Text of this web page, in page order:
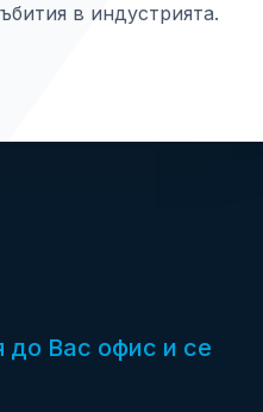
в индустрията.
до Вас офис и се